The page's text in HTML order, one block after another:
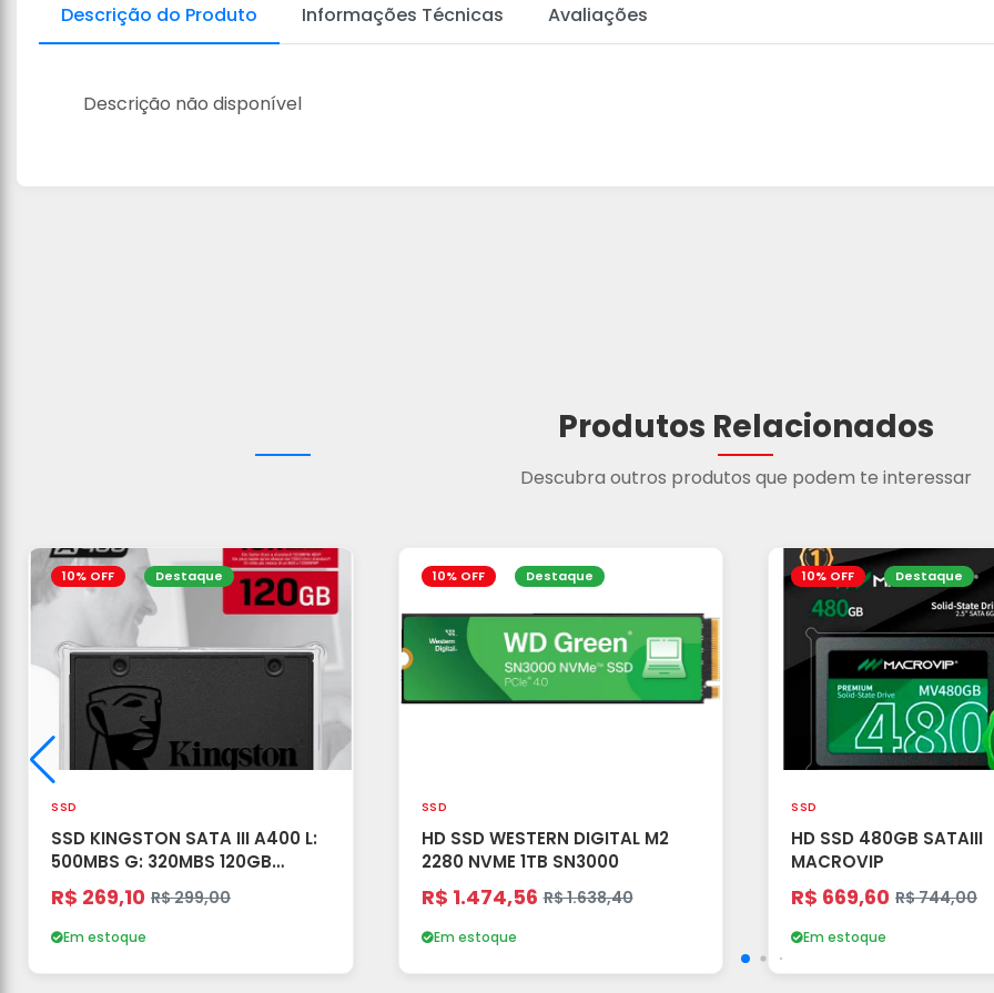
Descrição do Produto Informações Técnicas Avaliações
Descrição não disponível
Produtos Relacionados
Descubra outros produtos que podem te interessar
10% OFF Destaque
SSD
SSD KINGSTON SATA III A400 L:
500MBS G: 320MBS 120GB
PRETO(A)
R$ 269,10 R$ 299,00
Em estoque
10% OFF Destaque
SSD
HD SSD WESTERN DIGITAL M2
2280 NVME 1TB SN3000
R$ 1.474,56 R$ 1.638,40
Em estoque
10% OFF Destaque
SSD
HD SSD 480GB SATAIII
MACROVIP
R$ 669,60 R$ 744,00
Em estoque